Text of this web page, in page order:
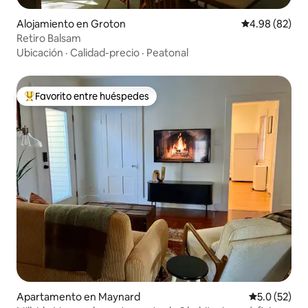
Alojamiento en Groton Calificación
4.98 (82)
Retiro Balsam
Ubicación · Calidad-precio · Peatonal
Favorito entre huéspedes preferido
Favorito entre huéspedes
Apartamento en Maynard Calificación
5.0 (52)